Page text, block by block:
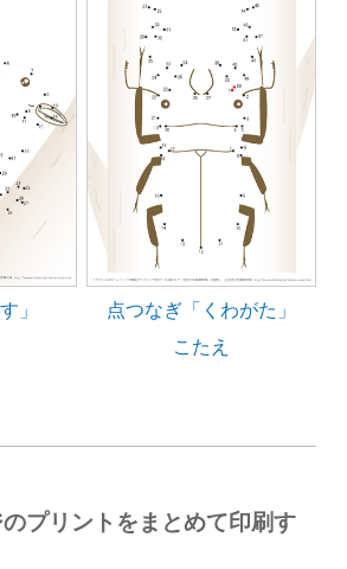
」
点つなぎ「くわがた」
こたえ
プリントをまとめて印刷す